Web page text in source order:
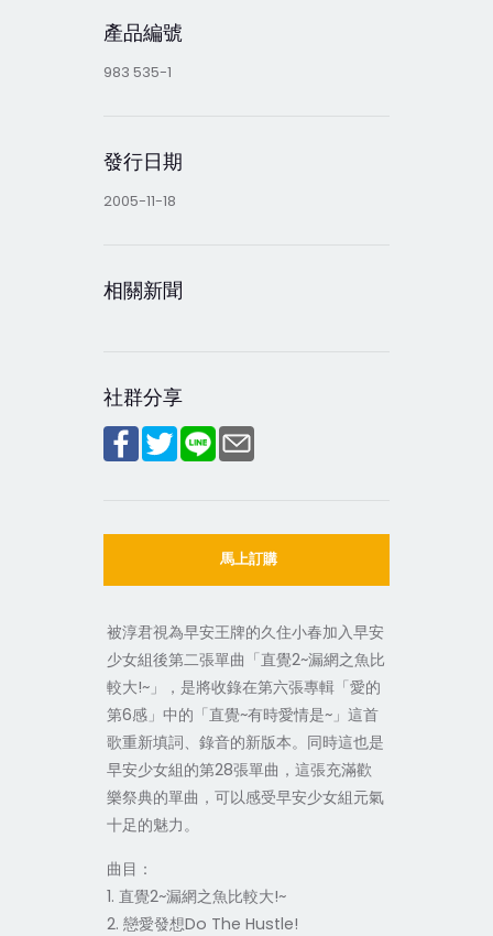
產品編號
983 535-1
發行日期
2005-11-18
相關新聞
社群分享
馬上訂購
被淳君視為早安王牌的久住小春加入早安
少女組後第二張單曲「直覺2~漏網之魚比
較大!~」，是將收錄在第六張專輯「愛的
第6感」中的「直覺~有時愛情是~」這首
歌重新填詞、錄音的新版本。同時這也是
早安少女組的第28張單曲，這張充滿歡
樂祭典的單曲，可以感受早安少女組元氣
十足的魅力。
曲目：
1. 直覺2~漏網之魚比較大!~
2. 戀愛發想Do The Hustle!